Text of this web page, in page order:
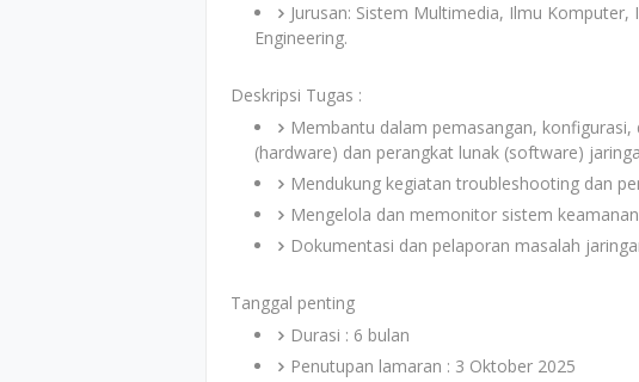
Jurusan: Sistem Multimedia, Ilmu
Engineering.
Deskripsi Tugas :
Membantu dalam pemasangan,
(hardware) dan perangkat lunak (software)
Mendukung kegiatan troubleshooting dan
Mengelola dan memonitor sistem
Dokumentasi dan pelaporan masalah
Tanggal penting
Durasi : 6 bulan
Penutupan lamaran : 3 Oktober 2025